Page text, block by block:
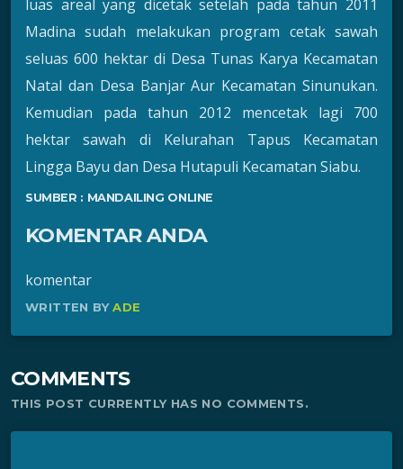
luas areal yang dicetak setelah pada tahun 2011
Madina sudah melakukan program cetak sawah
seluas 600 hektar di Desa Tunas Karya Kecamatan
Natal dan Desa Banjar Aur Kecamatan Sinunukan.
Kemudian pada tahun 2012 mencetak lagi 700
hektar sawah di Kelurahan Tapus Kecamatan
Lingga Bayu dan Desa Hutapuli Kecamatan Siabu.
SUMBER : MANDAILING ONLINE
KOMENTAR ANDA
komentar
WRITTEN BYADE
COMMENTS
THIS POST CURRENTLY HAS NO COMMENTS.